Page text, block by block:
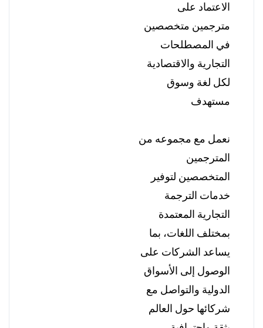
الاعتماد على
مترجمين متخصصين
في المصطلحات
التجارية والاقتصادية
لكل لغة وسوق
مستهدف
نعمل مع مجموعه من
المترجمين
المتخصصين لتوفير
خدمات الترجمة
التجارية المعتمدة
بمختلف اللغات، بما
يساعد الشركات على
الوصول إلى الأسواق
الدولية والتواصل مع
شركائها حول العالم